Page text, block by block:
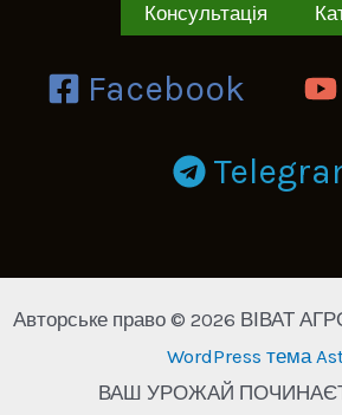
Консультація
Facebook
Авторське право © 2026 ВІВАТ
WordPress тема
ВАШ УРОЖАЙ